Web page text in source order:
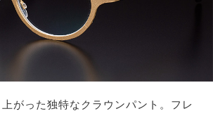
がった独特なクラウンパント。フレ